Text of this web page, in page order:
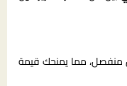
مما يمنحك قيمة